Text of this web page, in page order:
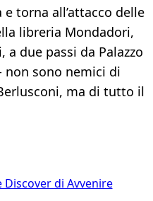
torna all’attacco delle
libreria Mondadori,
due passi da Palazzo
non sono nemici di
ma di tutto il
Discover di Avvenire